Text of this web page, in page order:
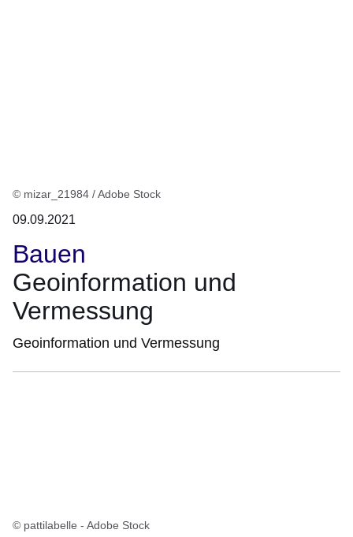
© mizar_21984 / Adobe Stock
09.09.2021
Bauen
Geoinformation und
Vermessung
Geoinformation und Vermessung
© pattilabelle - Adobe Stock